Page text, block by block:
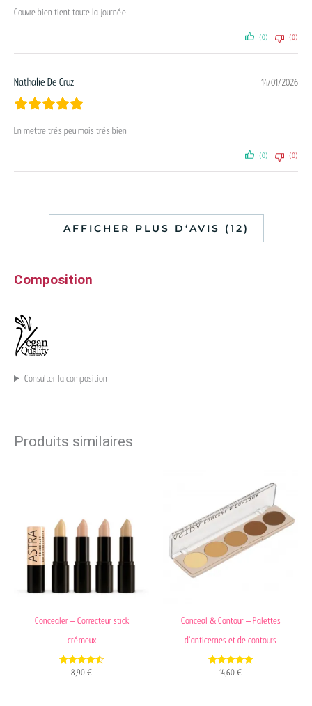
Couvre bien tient toute la journée
(0) (0)
Nathalie De Cruz 14/01/2026
En mettre très peu mais très bien
(0) (0)
AFFICHER PLUS D‘AVIS (12)
Composition
Consulter la composition
Produits similaires
Concealer – Correcteur stick
crémeux
4.62
8,90 €
Conceal & Contour – Palettes
d’anticernes et de contours
5.00
14,60 €